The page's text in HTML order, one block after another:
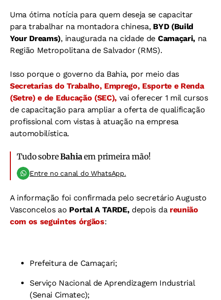
Uma ótima notícia para quem deseja se capacitar
para trabalhar na montadora chinesa, BYD (Build
Your Dreams), inaugurada na cidade de Camaçari, na
Região Metropolitana de Salvador (RMS).
Isso porque o governo da Bahia, por meio das
Secretarias do Trabalho, Emprego, Esporte e Renda
(Setre) e de Educação (SEC), vai oferecer 1 mil cursos
de capacitação para ampliar a oferta de qualificação
profissional com vistas à atuação na empresa
automobilística.
Tudo sobreBahiaem primeira mão!
Entre no canal do WhatsApp.
A informação foi confirmada pelo secretário Augusto
Vasconcelos ao Portal A TARDE, depois da reunião
com os seguintes órgãos:
Prefeitura de Camaçari;
Serviço Nacional de Aprendizagem Industrial
(Senai Cimatec);